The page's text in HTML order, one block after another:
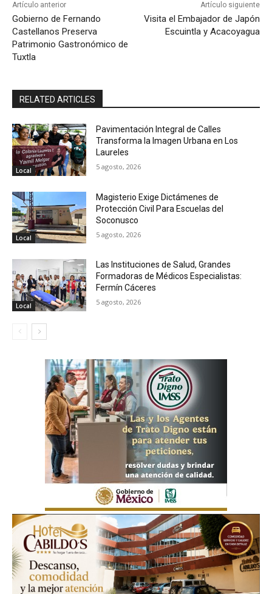
Artículo anterior
Gobierno de Fernando
Castellanos Preserva
Patrimonio Gastronómico de
Tuxtla
Artículo siguiente
Visita el Embajador de Japón
Escuintla y Acacoyagua
RELATED ARTICLES
Local
Pavimentación Integral de Calles
Transforma la Imagen Urbana en Los
Laureles
5 agosto, 2026
Local
Magisterio Exige Dictámenes de
Protección Civil Para Escuelas del
Soconusco
5 agosto, 2026
Local
Las Instituciones de Salud, Grandes
Formadoras de Médicos Especialistas:
Fermín Cáceres
5 agosto, 2026